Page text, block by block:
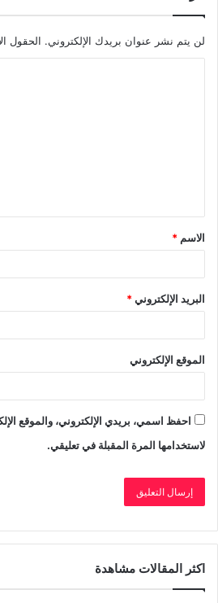
لن يتم نشر عنوان بريدك الإلكتروني. الحقول
الاسم *
البريد الإلكتروني*
الموقع الإلكتروني
احفظ اسمي، بريدي الإلكتروني، والموقع
لاستخدامها المرة المقبلة في تعليقي.
اكثر المقالات مشاهدة